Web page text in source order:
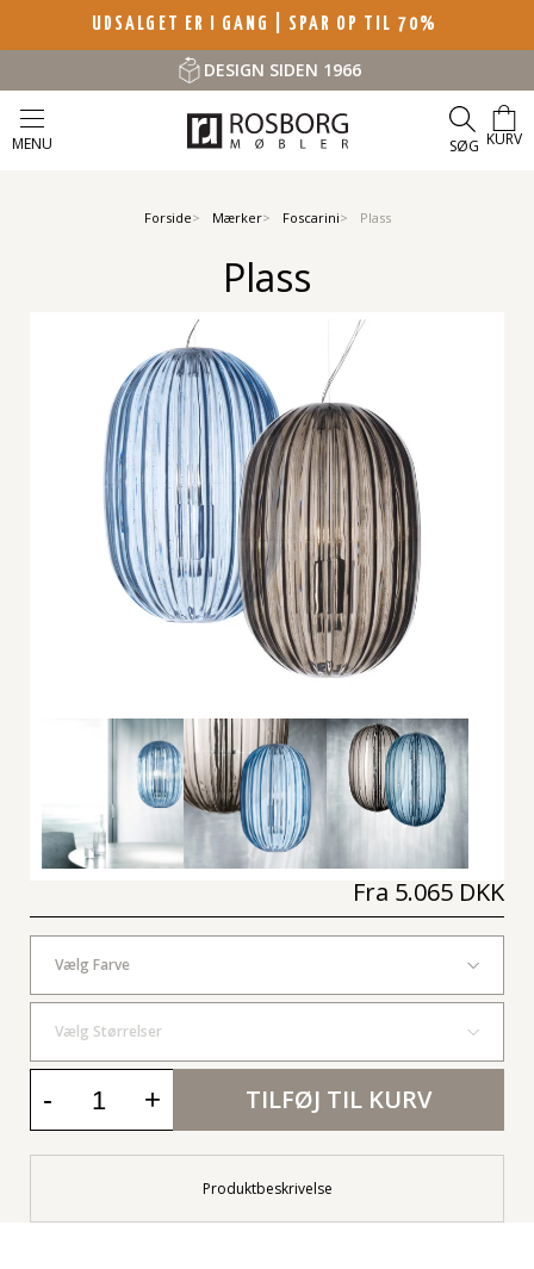
UDSALGET ER I GANG | SPAR OP TIL 70%
DESIGN SIDEN 1966
MENU SØG KURV
Forside Mærker Foscarini Plass
Plass
Fra 5.065 DKK
Vælg Farve
Vælg Størrelser
- + TILFØJ TIL KURV
Produktbeskrivelse